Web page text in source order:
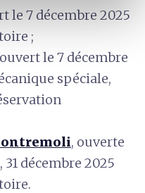
le 7 décembre 2025
;
le 7 décembre
spéciale,
, ouverte
31 décembre 2025